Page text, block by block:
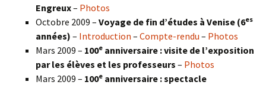
Engreux– Photos
Octobre 2009 – Voyage de fin d’études à Venise (6es
années) – Introduction – Compte-rendu – Photos
Mars 2009 – 100e anniversaire : visite de l’exposition
par les élèves et les professeurs – Photos
Mars 2009 – 100e anniversaire : spectacle